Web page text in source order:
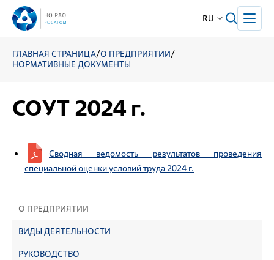
RU
ГЛАВНАЯ СТРАНИЦА/О ПРЕДПРИЯТИИ/
НОРМАТИВНЫЕ ДОКУМЕНТЫ
О ПРЕДПРИЯТИИ
ВИДЫ ДЕЯТЕЛЬНОСТИ
РУКОВОДСТВО
СОУТ 2024 г.
Сводная ведомость результатов проведения
специальной оценки условий труда 2024 г.